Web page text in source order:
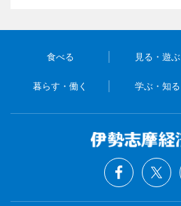
食べる 見る・遊ぶ
暮らす・働く 学ぶ・知る